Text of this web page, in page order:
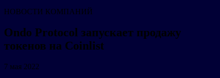
НОВОСТИ КОМПАНИЙ
Ondo Protocol запускает продажу
токенов на Coinlist
7 мая 2022